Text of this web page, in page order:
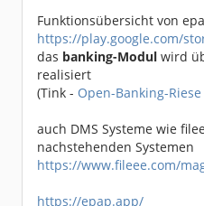
Funktionsübersicht von
https://play.google.com/
das banking-Modul wird
realisiert
(Tink - Open-Banking-
auch DMS Systeme wie
nachstehenden Systemen
https://www.fileee.com/
https://epap.app/